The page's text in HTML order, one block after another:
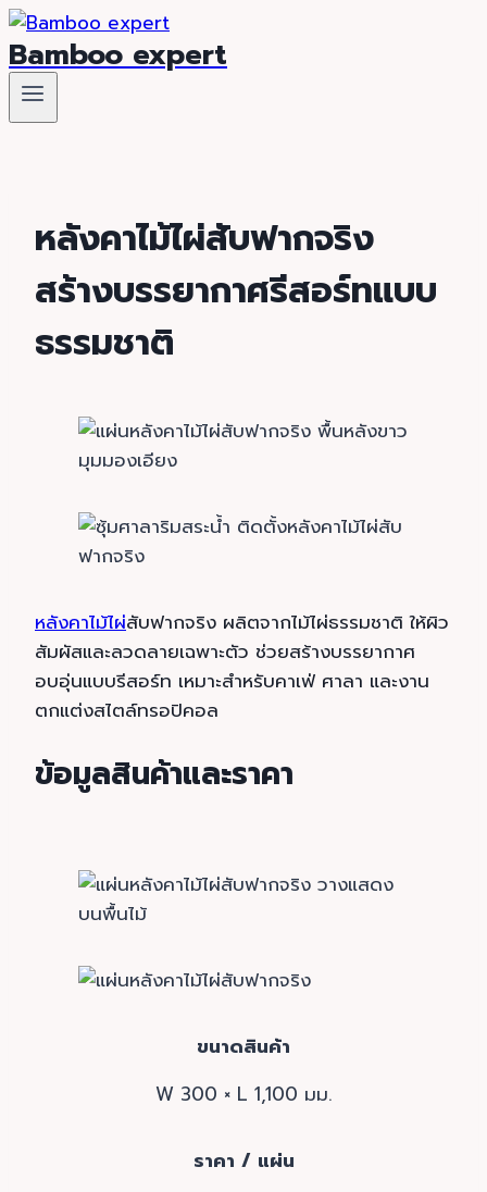
Skip
to
content
Bamboo expert
หลังคาไม้ไผ่สับฟากจริง
สร้างบรรยากาศรีสอร์ทแบบ
ธรรมชาติ
หลังคาไม้ไผ่สับฟากจริง ผลิตจากไม้ไผ่ธรรมชาติ ให้ผิว
สัมผัสและลวดลายเฉพาะตัว ช่วยสร้างบรรยากาศ
อบอุ่นแบบรีสอร์ท เหมาะสำหรับคาเฟ่ ศาลา และงาน
ตกแต่งสไตล์ทรอปิคอล
ข้อมูลสินค้าและราคา
ขนาดสินค้า
W 300 × L 1,100 มม.
ราคา / แผ่น